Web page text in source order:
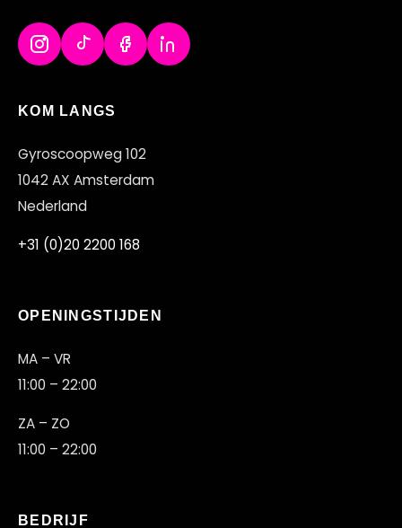
KOM LANGS
Gyroscoopweg 102
1042 AX Amsterdam
Nederland
+31 (0)20 2200 168
OPENINGSTIJDEN
MA – VR
11:00 – 22:00
ZA – ZO
11:00 – 22:00
BEDRIJF